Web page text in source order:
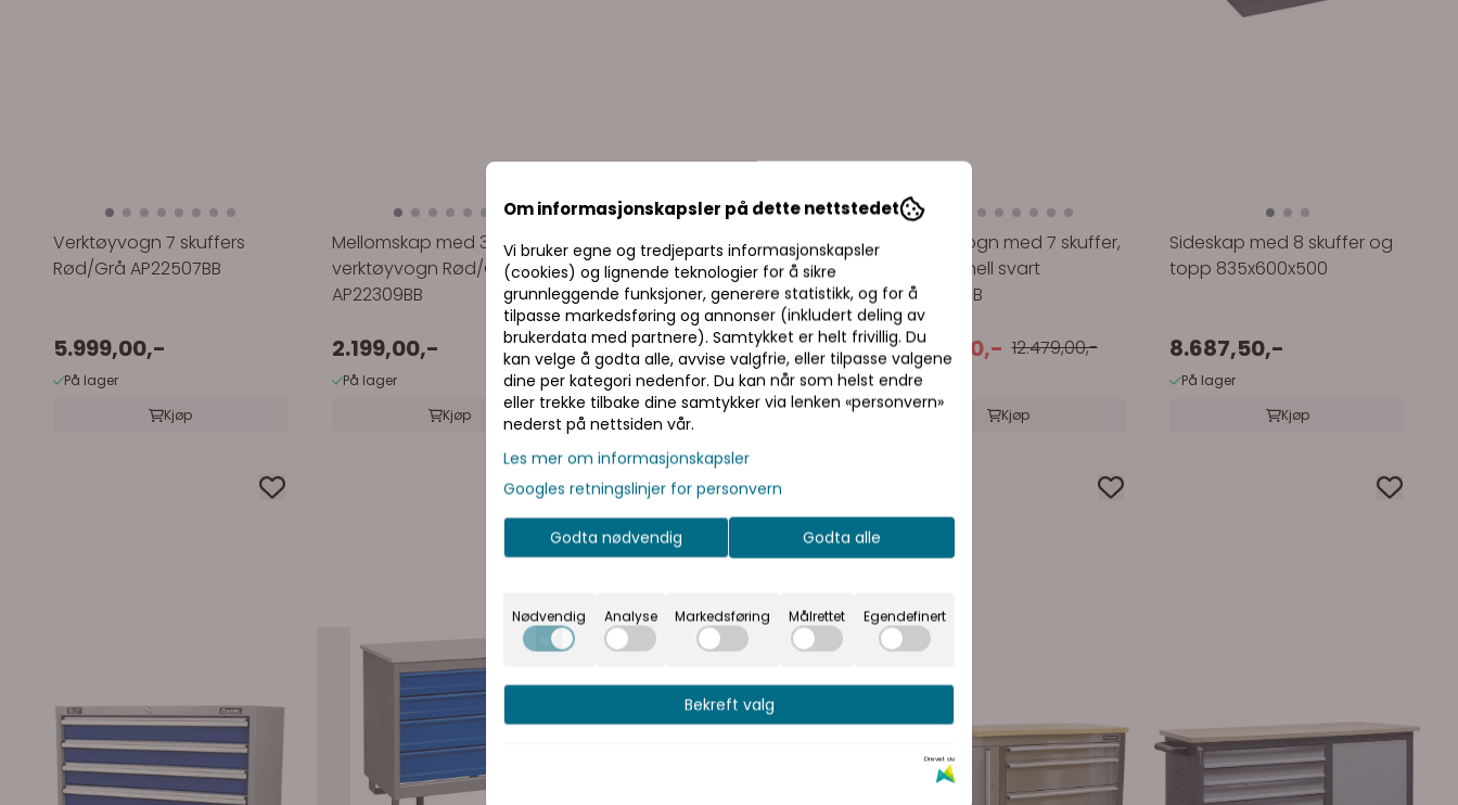
Verktøyvogn 7 skuffers
Rød/Grå AP22507BB
5.999,00,-
På lager
Kjøp
Mellomskap med 3 skuffer til
verktøyvogn Rød/Grå
AP22309BB
2.199,00,-
På lager
Kjøp
Toppskap 9 skuffers til
verktøyvogn Rød/grå
AP22509BB
3.439,00,-
På lager
Kjøp
Verktøyvogn med 7 skuffer,
Proffesjonell svart
AP26479TB
11.187,50,- 12.479,00,-
På lager
Kjøp
Sideskap med 8 skuffer og
topp 835x600x500
8.687,50,-
På lager
Kjøp
Priser inkl. eller ekskl. mva
I denne butikken kan du velge om du
vil se prisene med eller uten moms.
Inkl. mva
Om informasjonskapsler på dette nettstedet
Vi bruker egne og tredjeparts informasjonskapsler
(cookies) og lignende teknologier for å sikre
grunnleggende funksjoner, generere statistikk, og for å
tilpasse markedsføring og annonser (inkludert deling av
brukerdata med partnere). Samtykket er helt frivillig. Du
kan velge å godta alle, avvise valgfrie, eller tilpasse valgene
dine per kategori nedenfor. Du kan når som helst endre
eller trekke tilbake dine samtykker via lenken «personvern»
nederst på nettsiden vår.
Les mer om informasjonskapsler
Googles retningslinjer for personvern
Godta nødvendig Godta alle
Nødvendig Analyse Markedsføring Målrettet Egendefinert
Bekreft valg
Drevet av